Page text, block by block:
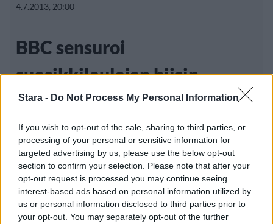
Stara - Do Not Process My Personal Information
If you wish to opt-out of the sale, sharing to third parties, or
processing of your personal or sensitive information for
targeted advertising by us, please use the below opt-out
section to confirm your selection. Please note that after your
opt-out request is processed you may continue seeing
interest-based ads based on personal information utilized by
us or personal information disclosed to third parties prior to
your opt-out. You may separately opt-out of the further
4.7.2013, 20:00
BBC sensuroi
suosikkilaulajan biisin –
kuulijat raivostuivat
58-vuotias Elvis Costello on yksi Ison-
Britannian menestyneimmistä muusikoista.
1970-luvulla suosioon